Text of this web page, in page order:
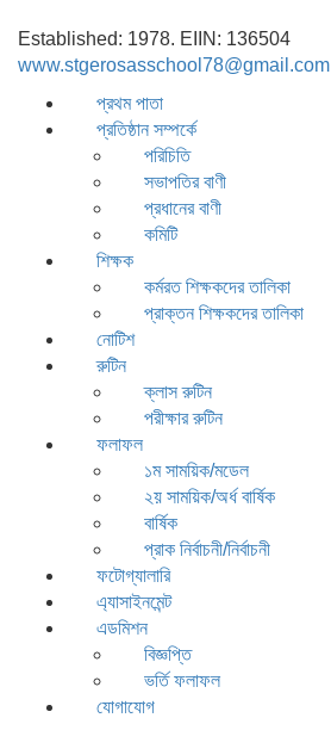
Established: 1978. EIIN: 136504
www.stgerosasschool78@gmail.com
প্রথম পাতা
প্রতিষ্ঠান সম্পর্কে
পরিচিতি
সভাপতির বাণী
প্রধানের বাণী
কমিটি
শিক্ষক
কর্মরত শিক্ষকদের তালিকা
প্রাক্তন শিক্ষকদের তালিকা
নোটিশ
রুটিন
ক্লাস রুটিন
পরীক্ষার রুটিন
ফলাফল
১ম সাময়িক/মডেল
২য় সাময়িক/অর্ধ বার্ষিক
বার্ষিক
প্রাক নির্বাচনী/নির্বাচনী
ফটোগ্যালারি
এ্যাসাইনমেন্ট
এডমিশন
বিজ্ঞপ্তি
ভর্তি ফলাফল
যোগাযোগ